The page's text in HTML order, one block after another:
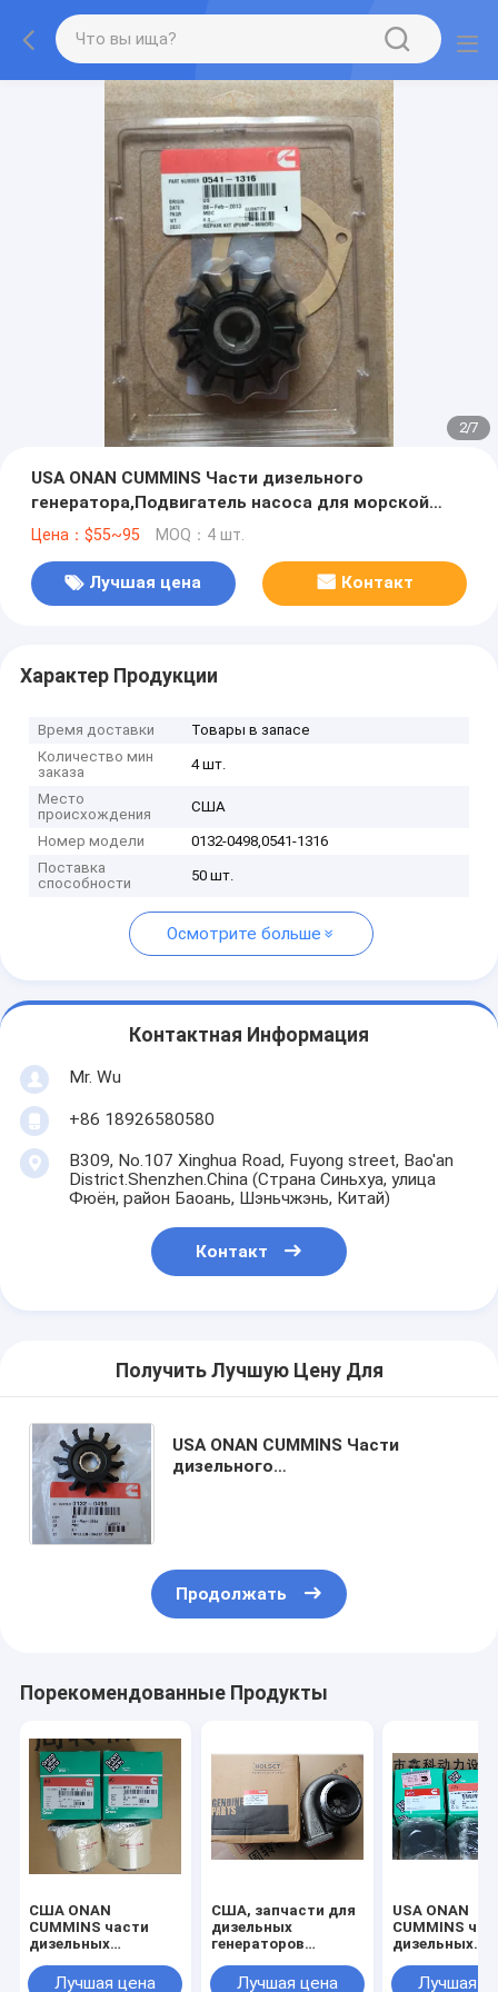
2/7
USA ONAN CUMMINS Части дизельного
генератора,Подвигатель насоса для морской
воды для ONAN, 0132-0498,05411316
Цена：$55~95 MOQ：4 шт.
Лучшая цена Контакт
Характер Продукции
Время доставки
Товары в запасе
Количество мин
заказа
4 шт.
Место
происхождения
США
Номер модели
0132-0498,0541-1316
Поставка
способности
50 шт.
Осмотрите больше
Контактная Информация
Mr. Wu
+86 18926580580
B309, No.107 Xinghua Road, Fuyong street, Bao'an
District.Shenzhen.China (Страна Синьхуа, улица
Фюён, район Баоань, Шэньчжэнь, Китай)
Контакт
Получить Лучшую Цену Для
USA ONAN CUMMINS Части
дизельного
Продолжать
Порекомендованные Продукты
США ONAN
CUMMINS части
дизельных
и Cummins
Лучшая цена
США, запчасти для
дизельных
генераторов
Cummins,
Лучшая цена
USA ONAN
CUMMINS
дизельных
топлива
Лучшая